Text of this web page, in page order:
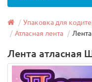
Упаковка для
Атласная лента
Лента атласная